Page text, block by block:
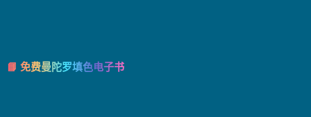
📘 免费曼陀罗填色电子书